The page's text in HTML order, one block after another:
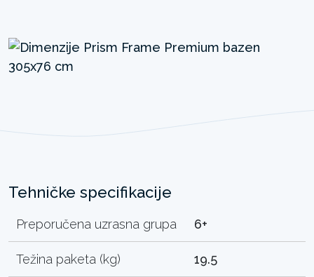
Tehničke specifikacije
Preporučena uzrasna grupa 6+
Težina paketa (kg) 19.5